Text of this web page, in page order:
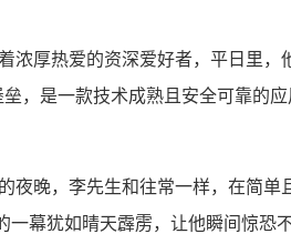
浓厚热爱的资深爱好者，平日里
，是一款技术成熟且安全可靠的
夜晚，李先生和往常一样，在简
一幕犹如晴天霹雳，让他瞬间惊